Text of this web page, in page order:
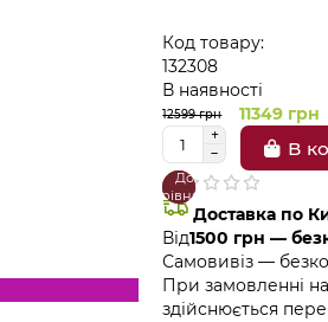
Код товару:
132308
В наявності
12599 грн 11349 грн
В
В
закладки
До
порівняння
Доставка по
Від1500 грн —
Самовивіз —
При замовленні
здійснюється